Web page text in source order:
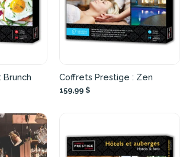
Coffrets Prestige : Zen
159,99 $